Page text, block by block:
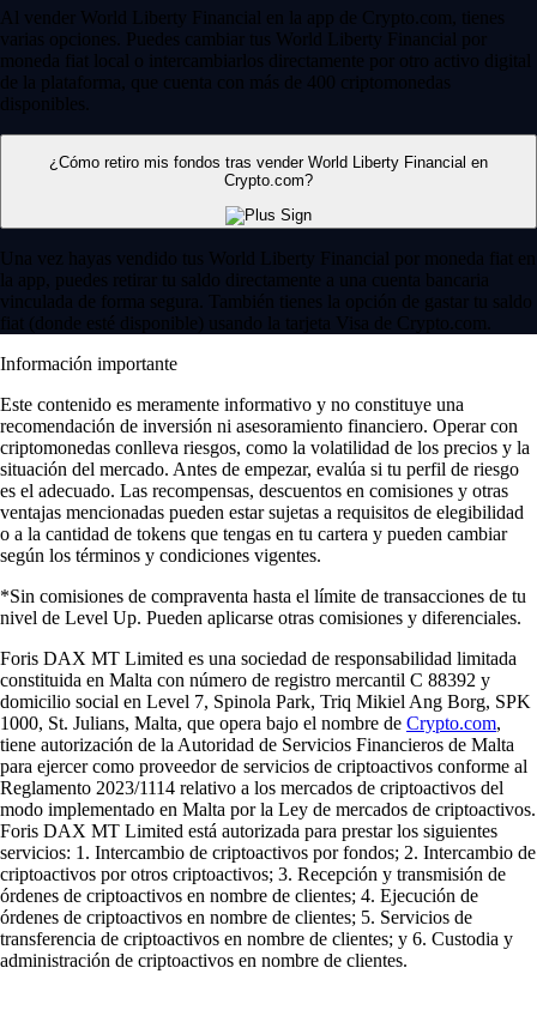
Al vender World Liberty Financial en la app de Crypto.com, tienes
varias opciones. Puedes cambiar tus World Liberty Financial por
moneda fiat local o intercambiarlos directamente por otro activo digital
de la plataforma, que cuenta con más de 400 criptomonedas
disponibles.
¿Cómo retiro mis fondos tras vender World Liberty Financial en
Crypto.com?
Una vez hayas vendido tus World Liberty Financial por moneda fiat en
la app, puedes retirar tu saldo directamente a una cuenta bancaria
vinculada de forma segura. También tienes la opción de gastar tu saldo
fiat (donde esté disponible) usando la tarjeta Visa de Crypto.com.
Información importante
Este contenido es meramente informativo y no constituye una
recomendación de inversión ni asesoramiento financiero. Operar con
criptomonedas conlleva riesgos, como la volatilidad de los precios y la
situación del mercado. Antes de empezar, evalúa si tu perfil de riesgo
es el adecuado. Las recompensas, descuentos en comisiones y otras
ventajas mencionadas pueden estar sujetas a requisitos de elegibilidad
o a la cantidad de tokens que tengas en tu cartera y pueden cambiar
según los términos y condiciones vigentes.
*Sin comisiones de compraventa hasta el límite de transacciones de tu
nivel de Level Up. Pueden aplicarse otras comisiones y diferenciales.
Foris DAX MT Limited es una sociedad de responsabilidad limitada
constituida en Malta con número de registro mercantil C 88392 y
domicilio social en Level 7, Spinola Park, Triq Mikiel Ang Borg, SPK
1000, St. Julians, Malta, que opera bajo el nombre de Crypto.com,
tiene autorización de la Autoridad de Servicios Financieros de Malta
para ejercer como proveedor de servicios de criptoactivos conforme al
Reglamento 2023/1114 relativo a los mercados de criptoactivos del
modo implementado en Malta por la Ley de mercados de criptoactivos.
Foris DAX MT Limited está autorizada para prestar los siguientes
servicios: 1. Intercambio de criptoactivos por fondos; 2. Intercambio de
criptoactivos por otros criptoactivos; 3. Recepción y transmisión de
órdenes de criptoactivos en nombre de clientes; 4. Ejecución de
órdenes de criptoactivos en nombre de clientes; 5. Servicios de
transferencia de criptoactivos en nombre de clientes; y 6. Custodia y
administración de criptoactivos en nombre de clientes.